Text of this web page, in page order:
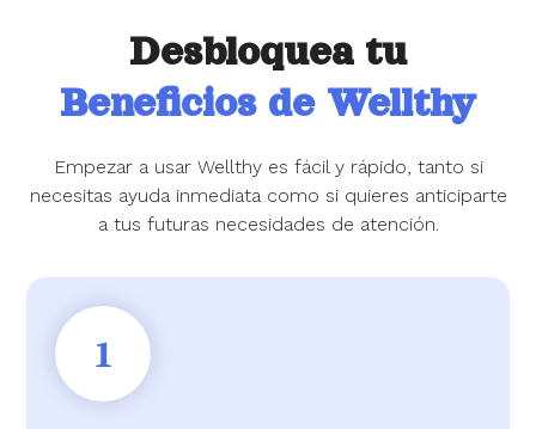
Desbloquea tu
Beneficios de Wellthy
Empezar a usar Wellthy es fácil y rápido, tanto si
necesitas ayuda inmediata como si quieres anticiparte
a tus futuras necesidades de atención.
1